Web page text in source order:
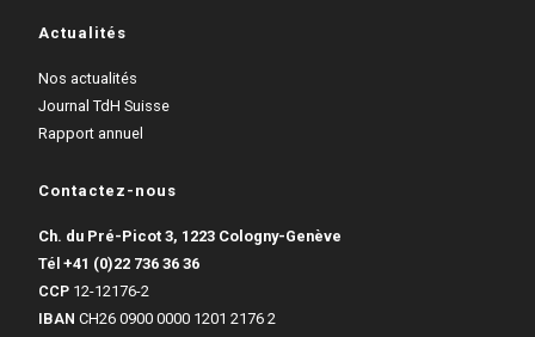
Actualités
Nos actualités
Journal TdH Suisse
Rapport annuel
Contactez-nous
Ch. du Pré-Picot 3, 1223 Cologny-Genève
Tél +41 (0)22 736 36 36
CCP 12-12176-2
IBAN CH26 0900 0000 1201 2176 2